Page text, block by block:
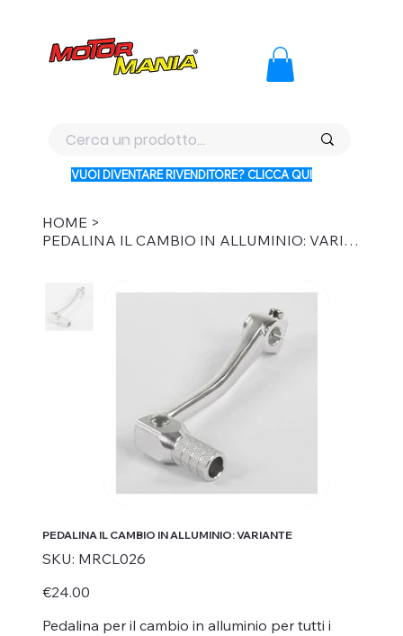
VUOI DIVENTARE RIVENDITORE? CLICCA QUI
HOME >
PEDALINA IL CAMBIO IN ALLUMINIO: VARIANTE
PEDALINA IL CAMBIO IN ALLUMINIO: VARIANTE
SKU: SKU
MRCL026
MRCL026
Price
€24.00
Pedalina per il cambio in alluminio per tutti i